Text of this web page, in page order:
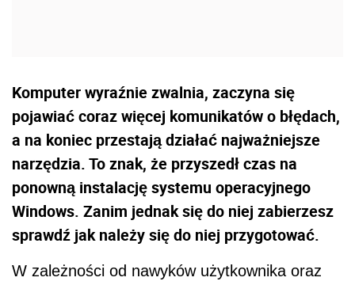
Komputer wyraźnie zwalnia, zaczyna się
pojawiać coraz więcej komunikatów o błędach,
a na koniec przestają działać najważniejsze
narzędzia. To znak, że przyszedł czas na
ponowną instalację systemu operacyjnego
Windows. Zanim jednak się do niej zabierzesz
sprawdź jak należy się do niej przygotować.
W zależności od nawyków użytkownika oraz